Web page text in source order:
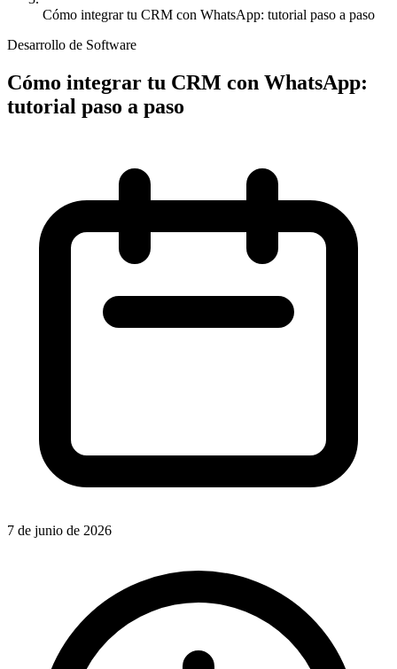
Cómo integrar tu CRM con WhatsApp: tutorial paso a paso
Desarrollo de Software
Cómo integrar tu CRM con WhatsApp:
tutorial paso a paso
7 de junio de 2026